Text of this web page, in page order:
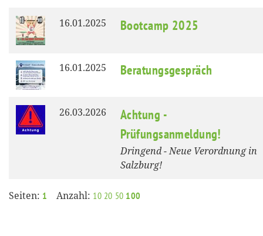
16.01.2025 Bootcamp 2025
16.01.2025 Beratungsgespräch
26.03.2026
Achtung -
Prüfungsanmeldung!
Dringend - Neue Verordnung in
Salzburg!
Seiten: 1 Anzahl: 10 20 50 100